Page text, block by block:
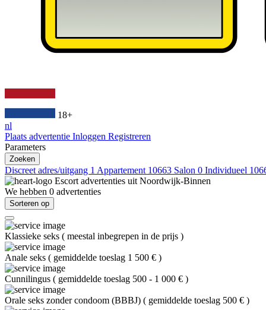
18+
nl
Plaats advertentie Inloggen Registreren
Parameters
Zoeken
Discreet adres/uitgang 1 Appartement 10663 Salon 0 Individueel
Escort advertenties uit Noordwijk-Binnen
We hebben 0 advertenties
Sorteren op
Klassieke seks ( meestal inbegrepen in de prijs )
Anale seks ( gemiddelde toeslag 1 500 € )
Cunnilingus ( gemiddelde toeslag 500 - 1 000 € )
Orale seks zonder condoom (BBBJ) ( gemiddelde toeslag 500 € )